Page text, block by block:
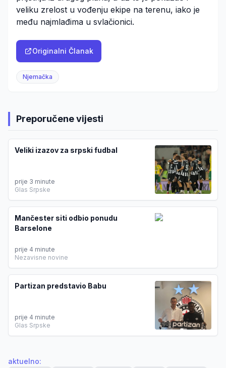
veliku zrelost u vođenju ekipe na terenu, iako je
među najmlađima u svlačionici.
Originalni Članak
Njemačka
Preporučene vijesti
Veliki izazov za srpski fudbal
prije 3 minute
Glas Srpske
Mančester siti odbio ponudu
Barselone
prije 4 minute
Nezavisne novine
Partizan predstavio Babu
prije 4 minute
Glas Srpske
aktuelno: